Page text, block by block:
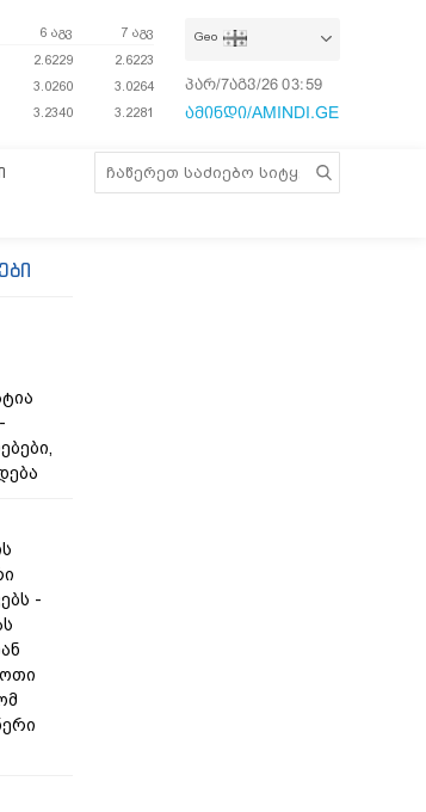
6 აგვ
7 აგვ
2.6229
2.6223
3.0260
3.0264
3.2340 3.2281
Geo
პარ/7აგვ/26 03:59:57
ამინდი/AMINDI.GE
-